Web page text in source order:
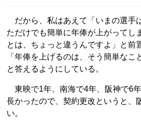
だから、私はあえて「いまの選手
ただけでも簡単に年俸が上がってし
とは、ちょっと違うんですよ」と前
「年俸を上げるのは、そう簡単なこ
と答えるようにしている。
東映で1年、南海で4年、阪神で6
長かったので、契約更改というと、
い。